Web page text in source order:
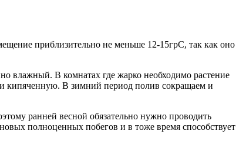
приблизительно не меньше 12-15грС, так как оно
влажный. В комнатах где жарко необходимо растение
и кипяченную. В зимний период полив сокращаем и
ранней весной обязательно нужно проводить
полноценных побегов и в тоже время способствует